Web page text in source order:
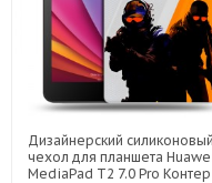
Дизайнерский силиконовый
чехол для планшета
MediaPad T2 7.0 Pro Контер